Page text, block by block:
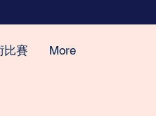
比賽 More